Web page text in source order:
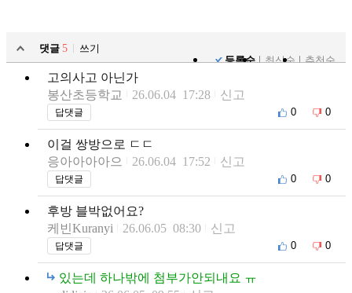
댓글 5
쓰기
등록순
최신순 추천순
고의사고 아닌가
봉산초등학교
26.06.04 17:28 신고
답댓글 0 0
이걸 쌍방으로 ㄷㄷ
응아아아아으
26.06.04 17:52 신고
답댓글 0 0
후방 블박없어요?
케빈Kuranyi
26.06.05 08:30 신고
답댓글 0 0
있는데 하나밖에 첨부가안되내요 ㅠ